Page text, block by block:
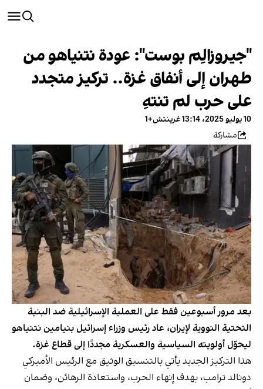
"جيروزالِم بوست": عودة نتنياهو من
طهران إلى أنفاق غزة.. تركيز متجدد
على حرب لم تنتهِ
10 يوليو 2025، 13:14 غرينتش+1
مشاركة
بعد مرور أسبوعين فقط على العملية الإسرائيلية ضد البنية
التحتية النووية لإيران، عاد رئيس وزراء إسرائيل بنيامين نتنياهو
ليحوّل أولويته السياسية والعسكرية مجددًا إلى قطاع غزة.
هذا التركيز الجديد يأتي بالتنسيق الوثيق مع الرئيس الأميركي
دونالد ترامب، بهدف إنهاء الحرب، واستعادة الرهائن، وضمان